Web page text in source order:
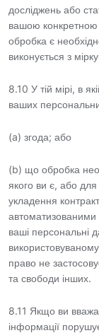
досліджень або
вашою конкретною
обробка є
виконується з
8.10 У тій мірі, в
ваших
(a) згода; або
(b) що обробка
якого ви є, або
укладення
ваші персональні
право не
та свободи інших.
8.11 Якщо ви
інформації